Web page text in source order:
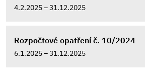
4.2.2025 – 31.12.2025
Rozpočtové opatření č. 10/2024
6.1.2025 – 31.12.2025